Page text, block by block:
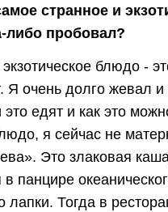
странное и
либо пробовал?
блюдо -
Я очень долго жевал и
это едят и как это
я сейчас не
Это злаковая
в панцире
лапки. Тогда в